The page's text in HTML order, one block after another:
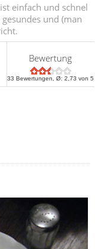
einfach und schnel
und (man
Bewertung
33 Bewertungen, Ø:2,73 von 5